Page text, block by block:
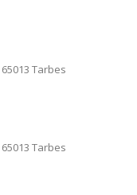
65013 Tarbes
65013 Tarbes